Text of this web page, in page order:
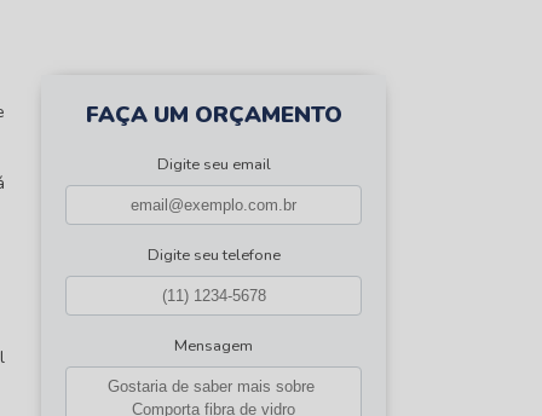
FAÇA UM ORÇAMENTO
Digite seu email
Digite seu telefone
Mensagem